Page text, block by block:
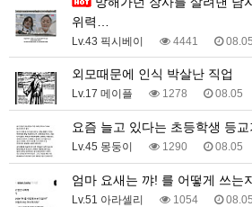
위력…
Lv.43 픽시베이 4441 08.05
외모때문에 인식 박살난 직업
Lv.17 메이플 1278 08.05
요즘 늘고 있다는 초등학생 등
Lv.45 몽둥이 1290 08.05
엄마 요새는 꺄! 를 어떻게 쓰는
Lv.51 아라셀리 1054 08.05